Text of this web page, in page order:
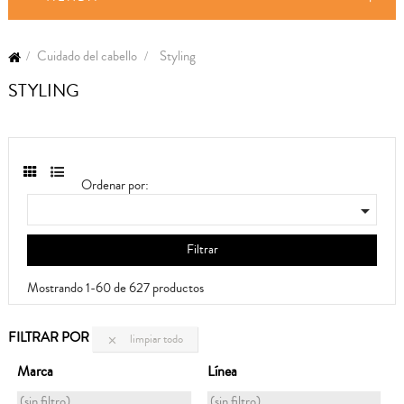
Cuidado del cabello Styling
STYLING
Ordenar por:

Filtrar
Mostrando 1-60 de 627 productos
FILTRAR POR  limpiar todo
Marca Línea